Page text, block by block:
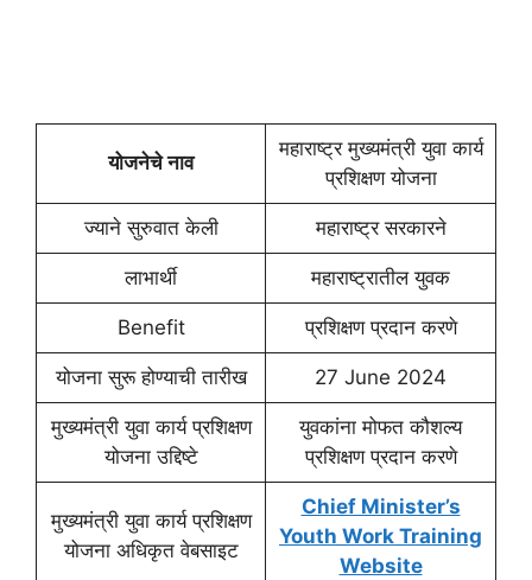
योजनेचे नाव
महाराष्ट्र मुख्यमंत्री युवा कार्य
प्रशिक्षण योजना
ज्याने सुरुवात केली महाराष्ट्र सरकारने
लाभार्थी महाराष्ट्रातील युवक
Benefit प्रशिक्षण प्रदान करणे
योजना सुरू होण्याची तारीख 27 June 2024
मुख्यमंत्री युवा कार्य प्रशिक्षण
योजना उद्दिष्टे
युवकांना मोफत कौशल्य
प्रशिक्षण प्रदान करणे
मुख्यमंत्री युवा कार्य प्रशिक्षण
योजना अधिकृत वेबसाइट
Chief Minister’s
Youth Work Training
Website